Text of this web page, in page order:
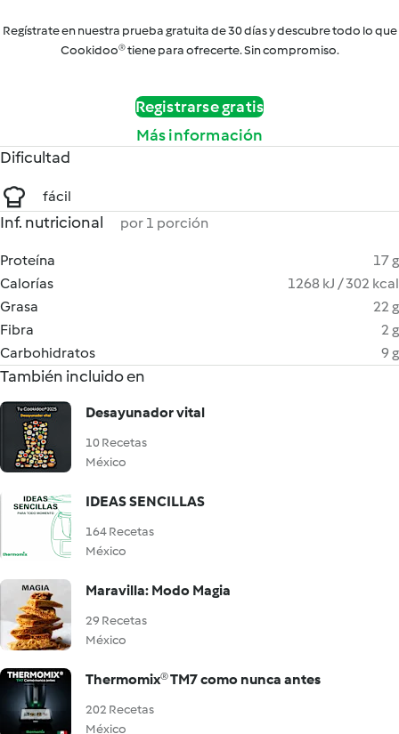
Regístrate en nuestra prueba gratuita de 30 días y descubre todo lo que
Cookidoo® tiene para ofrecerte. Sin compromiso.
Registrarse gratis
Más información
Dificultad
fácil
Inf. nutricional por 1 porción
Proteína
17 g
Calorías
1268 kJ / 302 kcal
Grasa
22 g
Fibra
2 g
Carbohidratos
9 g
También incluido en
Desayunador vital
10 Recetas
México
IDEAS SENCILLAS
164 Recetas
México
Maravilla: Modo Magia
29 Recetas
México
Thermomix® TM7 como nunca antes
202 Recetas
México